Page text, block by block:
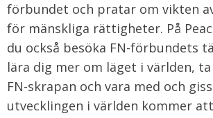
förbundet och pratar om vikten
för mänskliga rättigheter. På
du också besöka FN-förbundets
lära dig mer om läget i världen,
FN-skrapan och vara med och
utvecklingen i världen kommer